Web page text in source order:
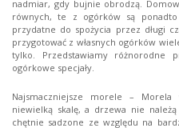
nadmiar, gdy bujnie obrodzą.
równych, te z ogórków są
przydatne do spożycia przez długi
przygotować z własnych ogórków
tylko. Przedstawiamy różnorodne
ogórkowe specjały.
Najsmaczniejsze morele –
niewielką skalę, a drzewa nie
chętnie sadzone ze względu na